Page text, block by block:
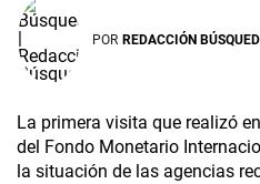
POR REDACCIÓN
La primera visita que realizó
del Fondo Monetario
la situación de las agencias